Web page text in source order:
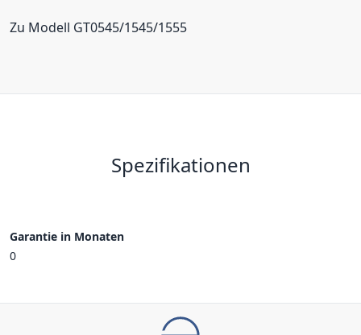
Zu Modell GT0545/1545/1555
Spezifikationen
Garantie in Monaten
0